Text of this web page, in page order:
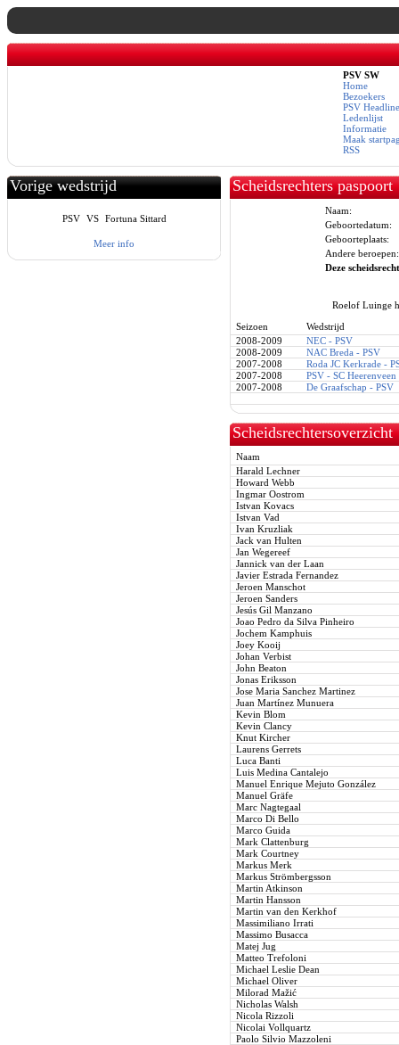
PSV SW
Home
Bezoekers
PSV
Ledenlijst
Informatie
Maak
RSS
Vorige wedstrijd
PSV VS Fortuna Sittard
Meer info
Scheidsrechters paspoort
Naam:
Geboortedatum:
Geboorteplaats:
Andere beroepen:
Deze
Roelof Luinge
Seizoen
Wedstrijd
2008-2009
NEC - PSV
2008-2009
NAC Breda - PSV
2007-2008
Roda JC Kerkrade -
2007-2008
PSV - SC Heerenveen
2007-2008
De Graafschap - PSV
Scheidsrechtersoverzicht
Naam
Harald Lechner
Howard Webb
Ingmar Oostrom
Istvan Kovacs
Istvan Vad
Ivan Kruzliak
Jack van Hulten
Jan Wegereef
Jannick van der Laan
Javier Estrada Fernandez
Jeroen Manschot
Jeroen Sanders
Jesús Gil Manzano
Joao Pedro da Silva Pinheiro
Jochem Kamphuis
Joey Kooij
Johan Verbist
John Beaton
Jonas Eriksson
Jose Maria Sanchez Martinez
Juan Martínez Munuera
Kevin Blom
Kevin Clancy
Knut Kircher
Laurens Gerrets
Luca Banti
Luis Medina Cantalejo
Manuel Enrique Mejuto González
Manuel Gräfe
Marc Nagtegaal
Marco Di Bello
Marco Guida
Mark Clattenburg
Mark Courtney
Markus Merk
Markus Strömbergsson
Martin Atkinson
Martin Hansson
Martin van den Kerkhof
Massimiliano Irrati
Massimo Busacca
Matej Jug
Matteo Trefoloni
Michael Leslie Dean
Michael Oliver
Milorad Mažić
Nicholas Walsh
Nicola Rizzoli
Nicolai Vollquartz
Paolo Silvio Mazzoleni